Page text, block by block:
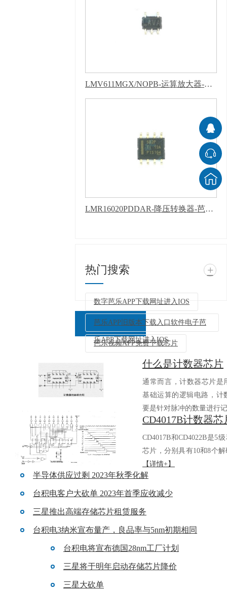
LMV611MGX/NOPB-运算放大器-芭乐APP下载网址进入IOS
LMR16020PDDAR-降压转换器-芭乐APP下载网址进入IOS
热门搜索 +
数字芭乐APP下载网址进入IOS
芭乐APP旧版本下载入口软件电子芭
乐APP下载网址进入IOS
芭乐视频APP免费下载芯片
什么是计数器芯片
通常而言，计数器芯片
基础运算的逻辑电路，
要是针对脉冲的数量进行
CD4017B和CD4022B是5
芯片，分别具有10和8个
【详情+】
半导体供应过剩 2023年秋季化解
台积电客户大砍单 2023年首季应收减少
三星推出高端存储芯片租赁服务
台积电3纳米宣布量产，良品率与5nm初期相同
台积电将宣布德国28nm工厂计划
三星将于明年启动存储芯片降价
三星大砍单